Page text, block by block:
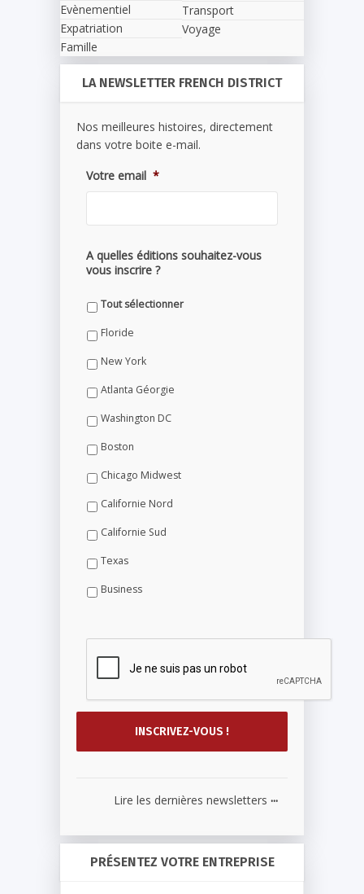
Evènementiel
Expatriation
Famille
Transport
Voyage
LA NEWSLETTER FRENCH DISTRICT
Nos meilleures histoires, directement
dans votre boite e-mail.
Votre email *
A quelles éditions souhaitez-vous
vous inscrire ?
Tout sélectionner
Floride
New York
Atlanta Géorgie
Washington DC
Boston
Chicago Midwest
Californie Nord
Californie Sud
Texas
Business
Lire les dernières newsletters ...
PRÉSENTEZ VOTRE ENTREPRISE